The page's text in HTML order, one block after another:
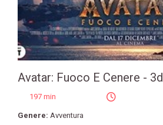
Avatar: Fuoco E Cenere - 3d
197 min
Genere: Avventura